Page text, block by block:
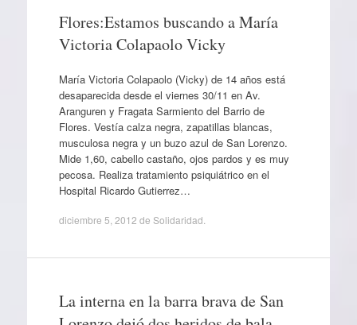
Flores:Estamos buscando a María
Victoria Colapaolo Vicky
María Victoria Colapaolo (Vicky) de 14 años está
desaparecida desde el viernes 30/11 en Av.
Aranguren y Fragata Sarmiento del Barrio de
Flores. Vestía calza negra, zapatillas blancas,
musculosa negra y un buzo azul de San Lorenzo.
Mide 1,60, cabello castaño, ojos pardos y es muy
pecosa. Realiza tratamiento psiquiátrico en el
Hospital Ricardo Gutierrez…
diciembre 5, 2012 de Solidaridad
La interna en la barra brava de San